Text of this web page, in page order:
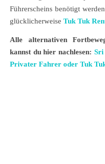
Führerscheins benötigt
glücklicherweise Tuk Tuk
Alle alternativen
kannst du hier nachlesen: Sri
Privater Fahrer oder Tuk